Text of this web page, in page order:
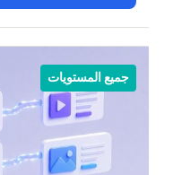
جميع المستويات